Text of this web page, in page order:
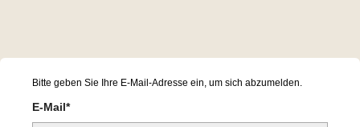
Bitte geben Sie Ihre E-Mail-Adresse ein, um sich abzumelden.
E-Mail*